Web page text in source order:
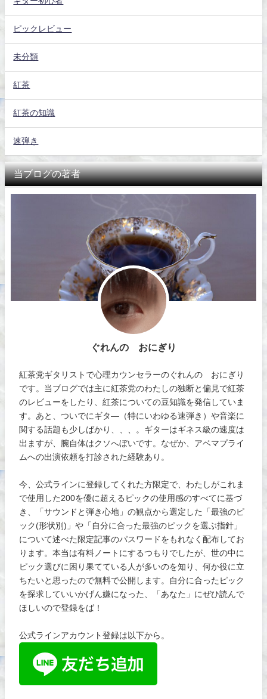
ピックレビュー
未分類
紅茶
紅茶の知識
速弾き
当ブログの著者
ぐれんの おにぎり
紅茶党ギタリストで心理カウンセラーのぐれんの おにぎり
です。当ブログでは主に紅茶党のわたしの独断と偏見で紅茶
のレビューをしたり、紅茶についての豆知識を発信していま
す。あと、ついでにギタ―（特にいわゆる速弾き）や音楽に
関する話題も少しばかり、、、。ギターはギネス級の速度は
出ますが、腕自体はクソへぼいです。なぜか、アベマプライ
ムへの出演依頼を打診された経験あり。
今、公式ラインに登録してくれた方限定で、わたしがこれま
で使用した200を優に超えるピックの使用感のすべてに基づ
き、「サウンドと弾き心地」の観点から選定した「最強のピ
ック(形状別)」や「自分に合った最強のピックを選ぶ指針」
について述べた限定記事のパスワードをもれなく配布してお
ります。本当は有料ノートにするつもりでしたが、世の中に
ピック選びに困り果てている人が多いのを知り、何か役に立
ちたいと思ったので無料で公開します。自分に合ったピック
を探求していいかげん嫌になった、「あなた」にぜひ読んで
ほしいので登録をば！
公式ラインアカウント登録は以下から。